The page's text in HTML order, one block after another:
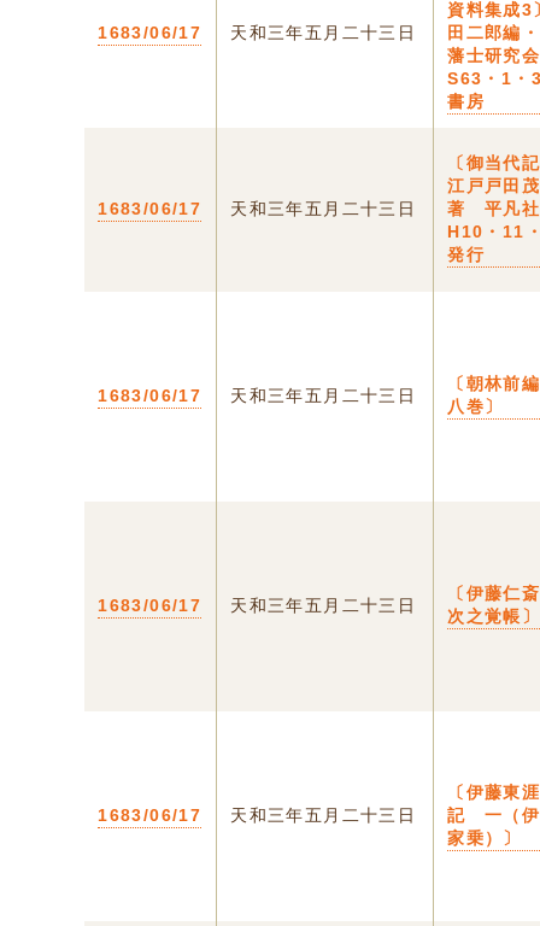
1683/06/17 天和三年五月二十三日
資料集成3
田二郎編
藩士研究
S63・1・
書房
1683/06/17 天和三年五月二十三日
〔御当代
江戸戸田
著 平凡
H10・11
発行
1683/06/17 天和三年五月二十三日
〔朝林前
八巻〕
1683/06/17 天和三年五月二十三日
〔伊藤仁
次之覚帳〕
1683/06/17 天和三年五月二十三日
〔伊藤東
記 一（伊
家乗）〕